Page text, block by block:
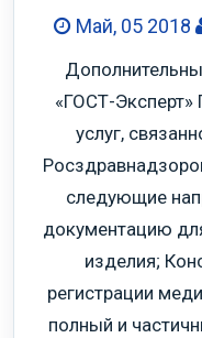
Май, 05 2018
«ГОСТ-Эксперт»
услуг,
следующие
документацию
изделия;
регистрации
полный и